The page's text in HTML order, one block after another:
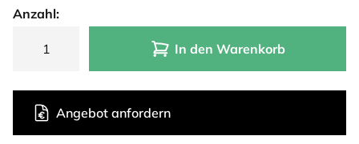
Anzahl:
In den Warenkorb
Angebot anfordern